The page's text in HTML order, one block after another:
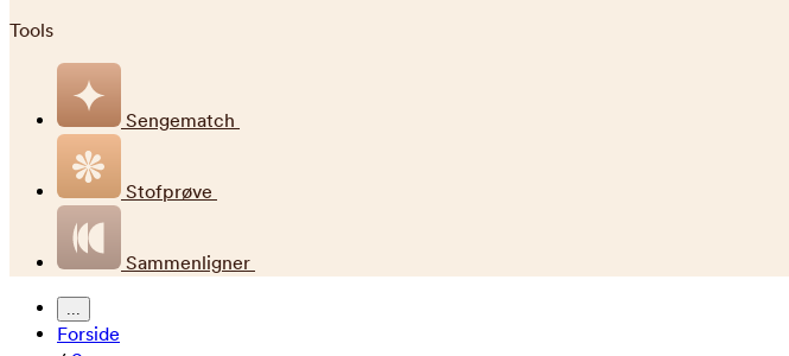
Tools
Sengematch
Stofprøve
Sammenligner
...
Forside